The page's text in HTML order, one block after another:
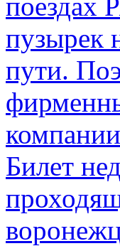
пузырек
пути.
Билет